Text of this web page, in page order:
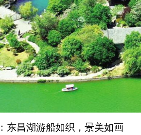
东昌湖游船如织，景美如画